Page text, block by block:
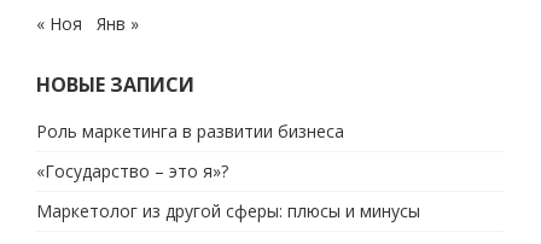
« Ноя Янв »
НОВЫЕ ЗАПИСИ
Роль маркетинга в развитии бизнеса
«Государство – это я»?
Маркетолог из другой сферы: плюсы и минусы